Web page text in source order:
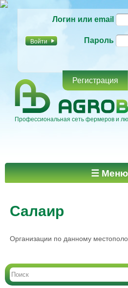
основному
Логин или email
Пароль
Регистрация
Профессиональная сеть фермеров и
Главное меню ☰ Меню
Салаир
Организации по данному